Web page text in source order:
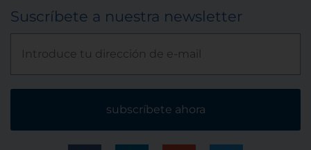
Suscríbete a nuestra newsletter
subscríbete ahora